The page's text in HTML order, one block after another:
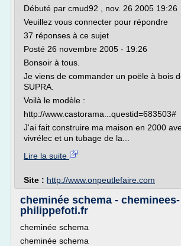
Débuté par cmud92 , nov. 26 2005 19:26
Veuillez vous connecter pour répondre
37 réponses à ce sujet
Posté 26 novembre 2005 - 19:26
Bonsoir à tous.
Je viens de commander un poële à bois
SUPRA.
Voilà le modèle :
http://www.castorama...questid=683503#
J'ai fait construire ma maison en 2000
vivrélec et un tubage de la...
Lire la suite
Site : http://www.onpeutlefaire.com
cheminée schema - cheminees-
philippefoti.fr
cheminée schema
cheminée schema